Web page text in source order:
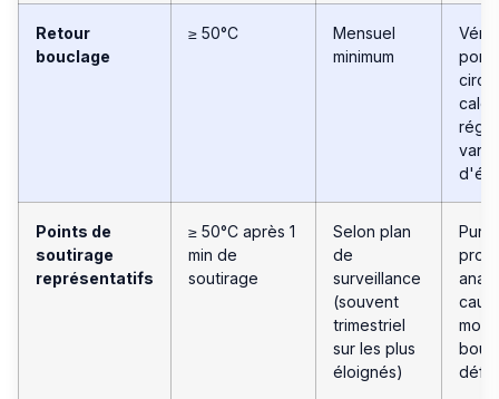
Retour
bouclage
≥ 50°C
Mensuel
minimum
Points de
soutirage
représentatifs
≥ 50°C après 1
min de
soutirage
Selon plan
de
surveillance
(souvent
trimestriel
sur les plus
éloignés)
mort